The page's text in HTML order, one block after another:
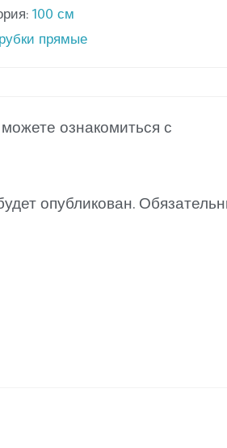
100 см
прямые
ознакомиться с
опубликован.